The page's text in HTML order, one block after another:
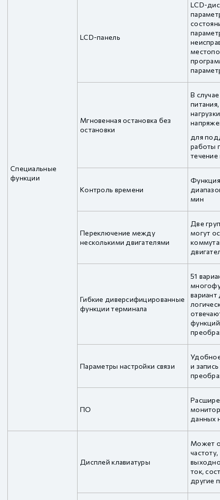
Специальные
функции
LCD-панель
LCD-
Мгновенная остановка без
остановки
В
для
работы
Контроль времени
мин
Переключение между
несколькими двигателями
Две
могут
Гибкие диверсифицированные
функции терминала
51
вариант
Параметры настройки связи
и
ПО
данных
Дисплей клавиатуры
Может
ток,
другие